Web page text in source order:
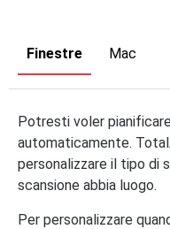
Finestre Mac
Potresti voler
automaticamente.
personalizzare il tipo di
scansione abbia luogo.
Per personalizzare